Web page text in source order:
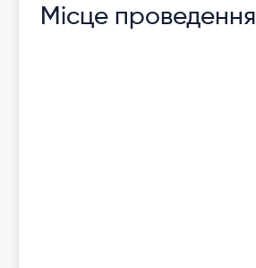
Місце проведення